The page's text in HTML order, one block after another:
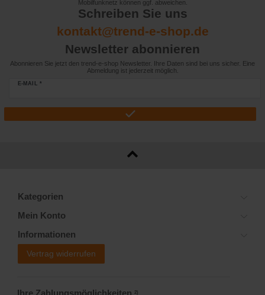
Mobilfunknetz können ggf. abweichen.
Schreiben Sie uns
kontakt@trend-e-shop.de
Newsletter abonnieren
Abonnieren Sie jetzt den trend-e-shop Newsletter. Ihre Daten sind bei uns sicher. Eine
Abmeldung ist jederzeit möglich.
E-MAIL *
Kategorien
Mein Konto
Informationen
Vertrag widerrufen
Ihre Zahlungsmöglichkeiten 2)